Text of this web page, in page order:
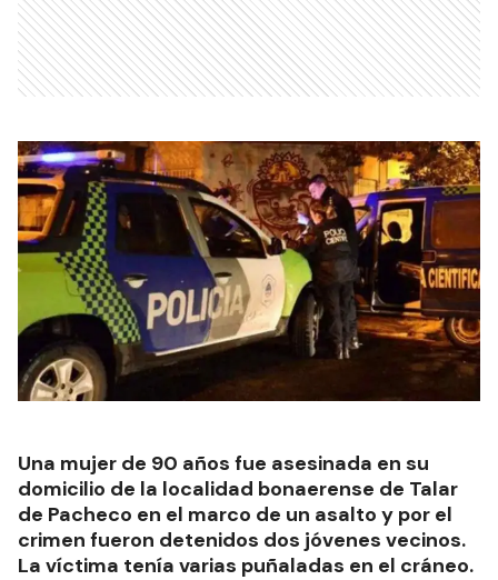
Una mujer de 90 años fue asesinada en su
domicilio de la localidad bonaerense de Talar
de Pacheco en el marco de un asalto y por el
crimen fueron detenidos dos jóvenes vecinos.
La víctima tenía varias puñaladas en el cráneo.